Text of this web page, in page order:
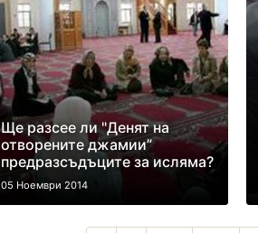
Ще разсее ли "Денят на
отворените джамии”
предразсъдъците за исляма?
05 Ноември 2014